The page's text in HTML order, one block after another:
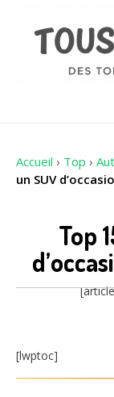
Accueil › Top ›
un SUV
Top
[lwptoc]